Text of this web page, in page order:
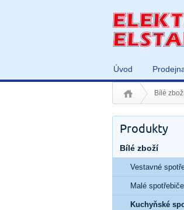
Úvod
Bílé
Produkty
Bílé zboží
Vestavné
Malé spotřebiče
Kuchyňské